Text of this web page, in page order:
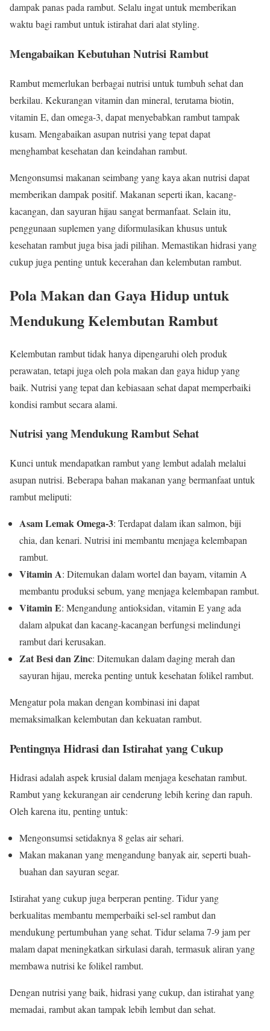
dampak panas pada rambut. Selalu ingat untuk memberikan
waktu bagi rambut untuk istirahat dari alat styling.
Mengabaikan Kebutuhan Nutrisi Rambut
Rambut memerlukan berbagai nutrisi untuk tumbuh sehat dan
berkilau. Kekurangan vitamin dan mineral, terutama biotin,
vitamin E, dan omega-3, dapat menyebabkan rambut tampak
kusam. Mengabaikan asupan nutrisi yang tepat dapat
menghambat kesehatan dan keindahan rambut.
Mengonsumsi makanan seimbang yang kaya akan nutrisi dapat
memberikan dampak positif. Makanan seperti ikan, kacang-
kacangan, dan sayuran hijau sangat bermanfaat. Selain itu,
penggunaan suplemen yang diformulasikan khusus untuk
kesehatan rambut juga bisa jadi pilihan. Memastikan hidrasi yang
cukup juga penting untuk kecerahan dan kelembutan rambut.
Pola Makan dan Gaya Hidup untuk
Mendukung Kelembutan Rambut
Kelembutan rambut tidak hanya dipengaruhi oleh produk
perawatan, tetapi juga oleh pola makan dan gaya hidup yang
baik. Nutrisi yang tepat dan kebiasaan sehat dapat memperbaiki
kondisi rambut secara alami.
Nutrisi yang Mendukung Rambut Sehat
Kunci untuk mendapatkan rambut yang lembut adalah melalui
asupan nutrisi. Beberapa bahan makanan yang bermanfaat untuk
rambut meliputi:
Asam Lemak Omega-3: Terdapat dalam ikan salmon, biji
chia, dan kenari. Nutrisi ini membantu menjaga kelembapan
rambut.
Vitamin A: Ditemukan dalam wortel dan bayam, vitamin A
membantu produksi sebum, yang menjaga kelembapan rambut.
Vitamin E: Mengandung antioksidan, vitamin E yang ada
dalam alpukat dan kacang-kacangan berfungsi melindungi
rambut dari kerusakan.
Zat Besi dan Zinc: Ditemukan dalam daging merah dan
sayuran hijau, mereka penting untuk kesehatan folikel rambut.
Mengatur pola makan dengan kombinasi ini dapat
memaksimalkan kelembutan dan kekuatan rambut.
Pentingnya Hidrasi dan Istirahat yang Cukup
Hidrasi adalah aspek krusial dalam menjaga kesehatan rambut.
Rambut yang kekurangan air cenderung lebih kering dan rapuh.
Oleh karena itu, penting untuk:
Mengonsumsi setidaknya 8 gelas air sehari.
Makan makanan yang mengandung banyak air, seperti buah-
buahan dan sayuran segar.
Istirahat yang cukup juga berperan penting. Tidur yang
berkualitas membantu memperbaiki sel-sel rambut dan
mendukung pertumbuhan yang sehat. Tidur selama 7-9 jam per
malam dapat meningkatkan sirkulasi darah, termasuk aliran yang
membawa nutrisi ke folikel rambut.
Dengan nutrisi yang baik, hidrasi yang cukup, dan istirahat yang
memadai, rambut akan tampak lebih lembut dan sehat.